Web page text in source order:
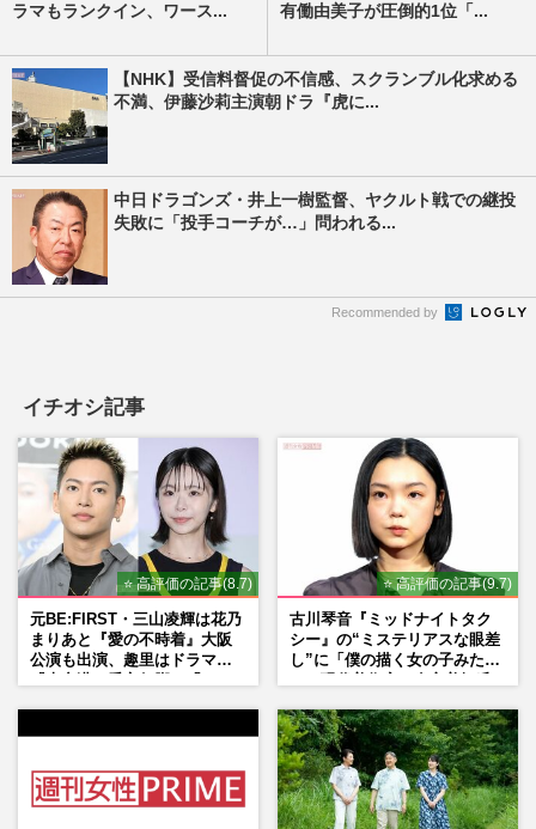
ラマもランクイン、ワース...
有働由美子が圧倒的1位「...
【NHK】受信料督促の不信感、スクランブル化求める
不満、伊藤沙莉主演朝ドラ『虎に...
中日ドラゴンズ・井上一樹監督、ヤクルト戦での継投
失敗に「投手コーチが…」問われる...
Recommended by
イチオシ記事
⭐ 高評価の記事(8.7)
元BE:FIRST・三山凌輝は花乃
まりあと『愛の不時着』大阪
公演も出演、趣里はドラマ
⭐ 高評価の記事(9.7)
古川琴音『ミッドナイトタク
シー』の“ミステリアスな眼差
し”に「僕の描く女の子みた